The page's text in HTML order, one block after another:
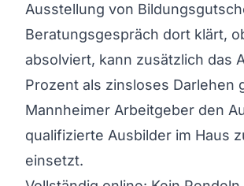
Ausstellung von
Beratungsgespräch dort klärt,
absolviert, kann zusätzlich das
Prozent als zinsloses
Mannheimer Arbeitgeber den
qualifizierte Ausbilder im Haus
einsetzt.